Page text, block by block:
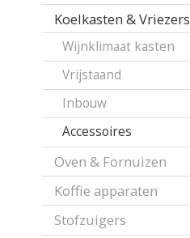
Koelkasten & Vriezers
Wijnklimaat kasten
Vrijstaand
Inbouw
Accessoires
Oven & Fornuizen
Koffie apparaten
Stofzuigers